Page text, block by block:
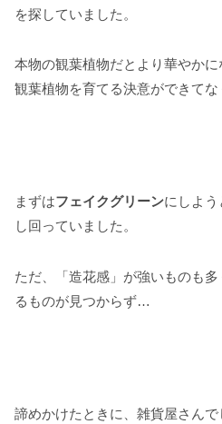
を探していました。
本物の観葉植物だとより華やか
観葉植物を育てる決意ができてな
まずはフェイクグリーンにしよ
し回っていました。
ただ、「造花感」が強いものも
るものが見つからず…
諦めかけたときに、雑貨屋さん